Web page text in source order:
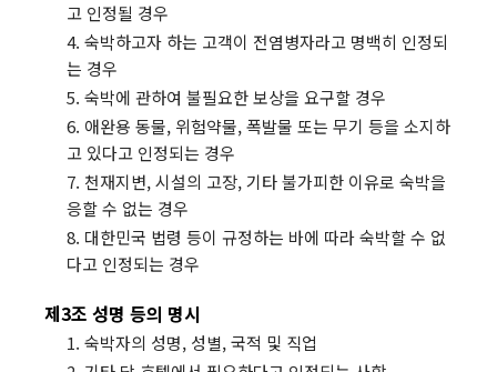
고 인정될 경우
4. 숙박하고자 하는 고객이 전염병자라고 명백히 인정되
는 경우
5. 숙박에 관하여 불필요한 보상을 요구할 경우
6. 애완용 동물, 위험약물, 폭발물 또는 무기 등을 소지하
고 있다고 인정되는 경우
7. 천재지변, 시설의 고장, 기타 불가피한 이유로 숙박을
응할 수 없는 경우
8. 대한민국 법령 등이 규정하는 바에 따라 숙박할 수 없
다고 인정되는 경우
제3조 성명 등의 명시
1. 숙박자의 성명, 성별, 국적 및 직업